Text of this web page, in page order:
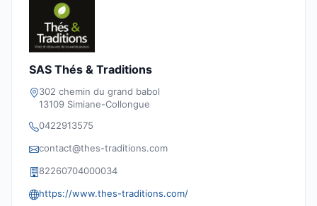
SAS Thés & Traditions
302 chemin du grand babol
13109 Simiane-Collongue
0422913575
contact@thes-traditions.com
82260704000034
https://www.thes-traditions.com/